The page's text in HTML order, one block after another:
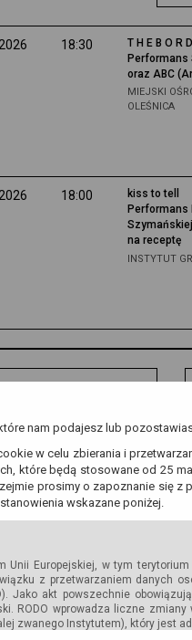
18:30
T H E B O R
Performans
oraz ABC
MIEJSKI
OLEŚNICA
18:00
kiss to tell
Performans
na receptę
INSTYTUT
z nami
Grotowskiego
45 320
institute.pl
nam podajesz lub
w celu zbierania i
które będą stosowane od 25
prosimy o zapoznanie się
wskazane poniżej.
Unii Europejskiej, w tym
z przetwarzaniem danych
Jako akt powszechnie
RODO wprowadza liczne
zwanego Instytutem), który jest